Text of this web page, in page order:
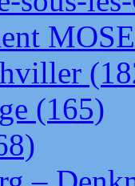
(165)